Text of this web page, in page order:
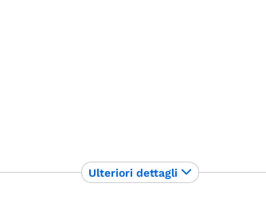
Ulteriori dettagli